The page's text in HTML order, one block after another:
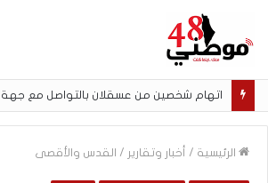
الرئيسية / أخبار وتقارير / القدس والأقصى